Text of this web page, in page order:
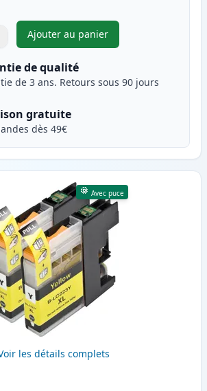
pour ajuster
Ajouter au panier
,Pack de 2 Brother LC223
de qualité
de 3 ans. Retours sous 90 jours
gratuite
dès 49€
Avec puce
les détails complets